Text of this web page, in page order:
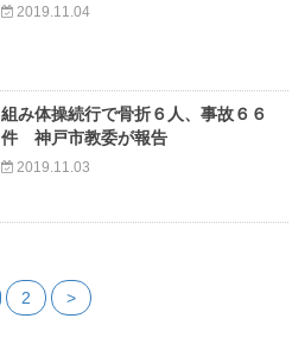
2019.11.04
組み体操続行で骨折６人、事故６６
件 神戸市教委が報告
2019.11.03
2 >